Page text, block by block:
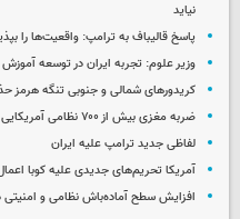
نیاید
پاسخ قالیباف به ترامپ: واقعیت‌ها را
وزیر علوم: تجربه ایران در توسعه آموزش
کریدورهای شمالی و جنوبی تنگه هرمز
ضربه مغزی بیش از ۷۰۰ نظامی آمریکایی در حملات ایران
لفاظی جدید ترامپ علیه ایران
آمریکا تحریم‌های جدیدی علیه کوبا
افزایش سطح آماده‌باش نظامی و امنیتی